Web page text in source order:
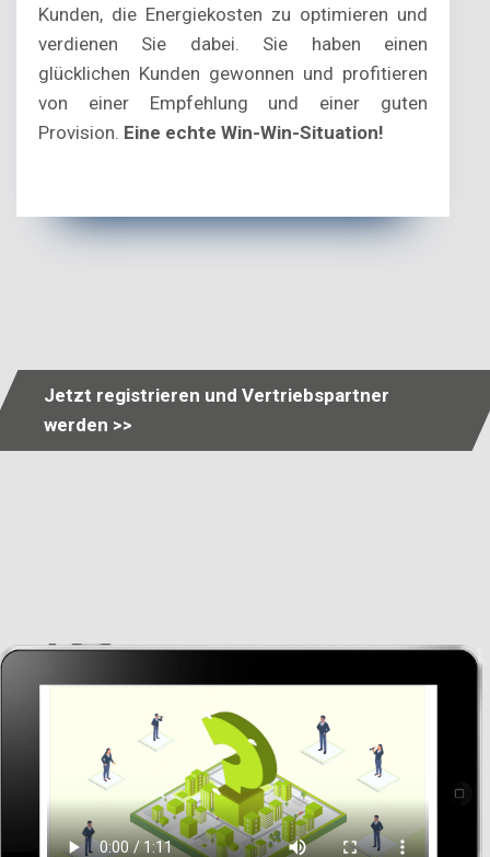
Kunden, die Energiekosten zu optimieren und
verdienen Sie dabei. Sie haben einen
glücklichen Kunden gewonnen und profitieren
von einer Empfehlung und einer guten
Provision. Eine echte Win-Win-Situation!
Jetzt registrieren und Vertriebspartner
werden >>